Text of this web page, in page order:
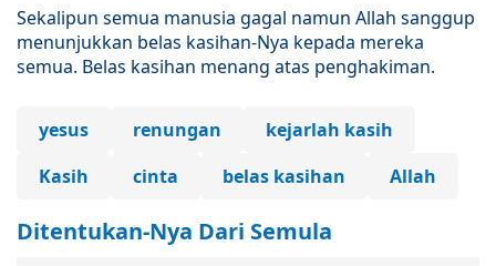
Sekalipun semua manusia gagal namun Allah sanggup
menunjukkan belas kasihan-Nya kepada mereka
semua. Belas kasihan menang atas penghakiman.
yesus renungan
kejarlah kasih
Kasih
cinta belas kasihan Allah
Ditentukan-Nya Dari Semula